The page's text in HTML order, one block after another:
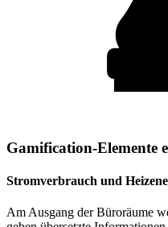
Gamification-Elemente
Stromverbrauch und
Am Ausgang der Büroräume